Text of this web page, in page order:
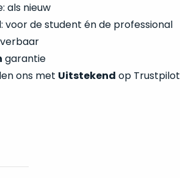
als nieuw
voor de student én de professional
garantie
ons met Uitstekend op Trustpilot